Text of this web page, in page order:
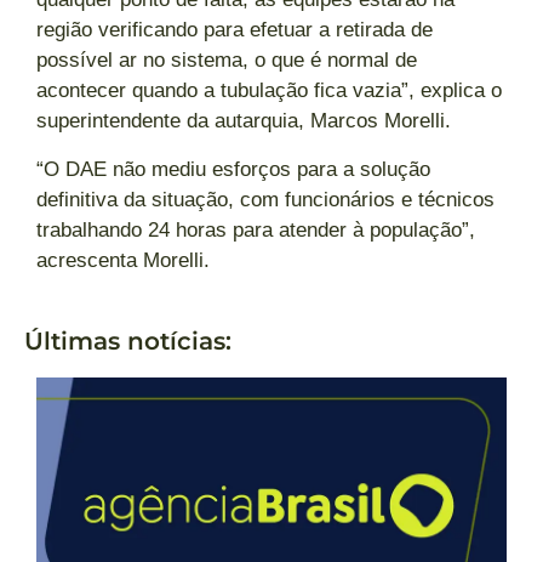
região verificando para efetuar a retirada de
possível ar no sistema, o que é normal de
acontecer quando a tubulação fica vazia”, explica o
superintendente da autarquia, Marcos Morelli.
“O DAE não mediu esforços para a solução
definitiva da situação, com funcionários e técnicos
trabalhando 24 horas para atender à população”,
acrescenta Morelli.
Últimas notícias: